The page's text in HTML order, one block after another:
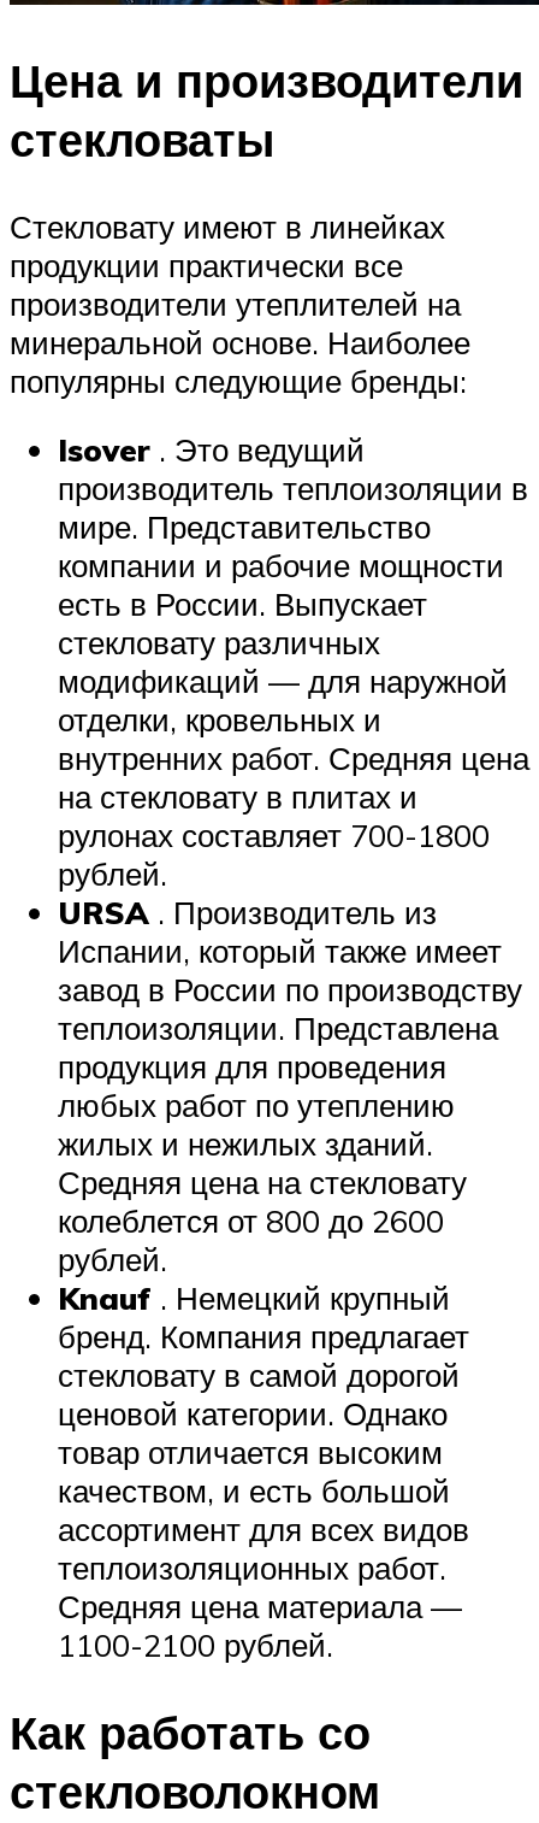
Цена и производители
стекловаты
Стекловату имеют в линейках
продукции практически все
производители утеплителей на
минеральной основе. Наиболее
популярны следующие бренды:
Isover . Это ведущий
производитель теплоизоляции в
мире. Представительство
компании и рабочие мощности
есть в России. Выпускает
стекловату различных
модификаций — для наружной
отделки, кровельных и
внутренних работ. Средняя цена
на стекловату в плитах и
рулонах составляет 700-1800
рублей.
URSA . Производитель из
Испании, который также имеет
завод в России по производству
теплоизоляции. Представлена
продукция для проведения
любых работ по утеплению
жилых и нежилых зданий.
Средняя цена на стекловату
колеблется от 800 до 2600
рублей.
Knauf . Немецкий крупный
бренд. Компания предлагает
стекловату в самой дорогой
ценовой категории. Однако
товар отличается высоким
качеством, и есть большой
ассортимент для всех видов
теплоизоляционных работ.
Средняя цена материала —
1100-2100 рублей.
Как работать со
стекловолокном